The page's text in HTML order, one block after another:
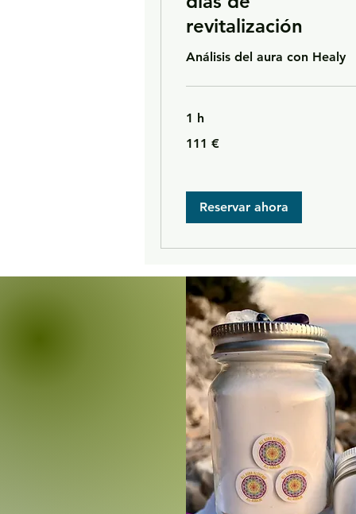
revitalización
Análisis del aura con Healy
1 h
euros
111 €
Reservar ahora